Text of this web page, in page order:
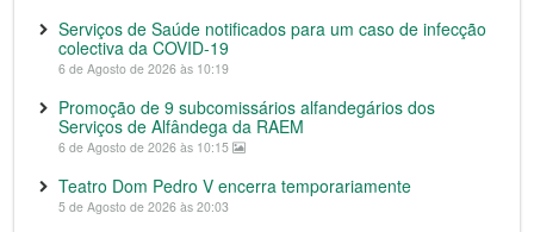
Serviços de Saúde notificados para um caso de infecção
colectiva da COVID-19
6 de Agosto de 2026 às 10:19
Promoção de 9 subcomissários alfandegários dos
Serviços de Alfândega da RAEM
6 de Agosto de 2026 às 10:15
Teatro Dom Pedro V encerra temporariamente
5 de Agosto de 2026 às 20:03